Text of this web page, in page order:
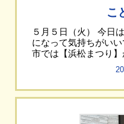
こ
５月５日（火） 今日
になって気持ちがい
市では【浜松まつり